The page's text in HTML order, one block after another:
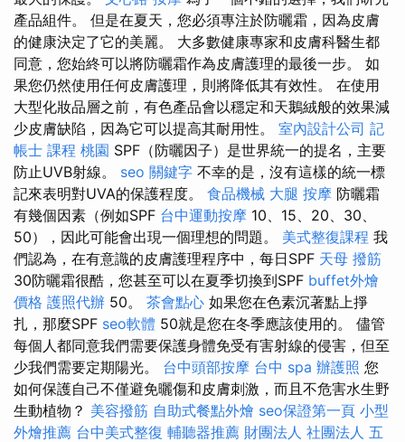
產品組件。 但是在夏天，您必須專注於防曬霜，因為皮膚
的健康決定了它的美麗。 大多數健康專家和皮膚科醫生都
同意，您始終可以將防曬霜作為皮膚護理的最後一步。 如
果您仍然使用任何皮膚護理，則將降低其有效性。 在使用
大型化妝品層之前，有色產品會以穩定和天鵝絨般的效果減
少皮膚缺陷，因為它可以提高其耐用性。 室內設計公司 記
帳士 課程 桃園 SPF（防曬因子）是世界統一的提名，主要
防止UVB射線。 seo 關鍵字 不幸的是，沒有這樣的統一標
記來表明對UVA的保護程度。 食品機械 大腿 按摩 防曬霜
有幾個因素（例如SPF 台中運動按摩 10、15、20、30、
50），因此可能會出現一個理想的問題。 美式整復課程 我
們認為，在有意識的皮膚護理程序中，每日SPF 天母 撥筋
30防曬霜很酷，您甚至可以在夏季切換到SPF buffet外燴
價格 護照代辦 50。 茶會點心 如果您在色素沉著點上掙
扎，那麼SPF seo軟體 50就是您在冬季應該使用的。 儘管
每個人都同意我們需要保護身體免受有害射線的侵害，但至
少我們需要定期陽光。 台中頭部按摩 台中 spa 辦護照 您
如何保護自己不僅避免曬傷和皮膚刺激，而且不危害水生野
生動植物？ 美容撥筋 自助式餐點外燴 seo保證第一頁 小型
外燴推薦 台中美式整復 輔聽器推薦 財團法人 社團法人 五